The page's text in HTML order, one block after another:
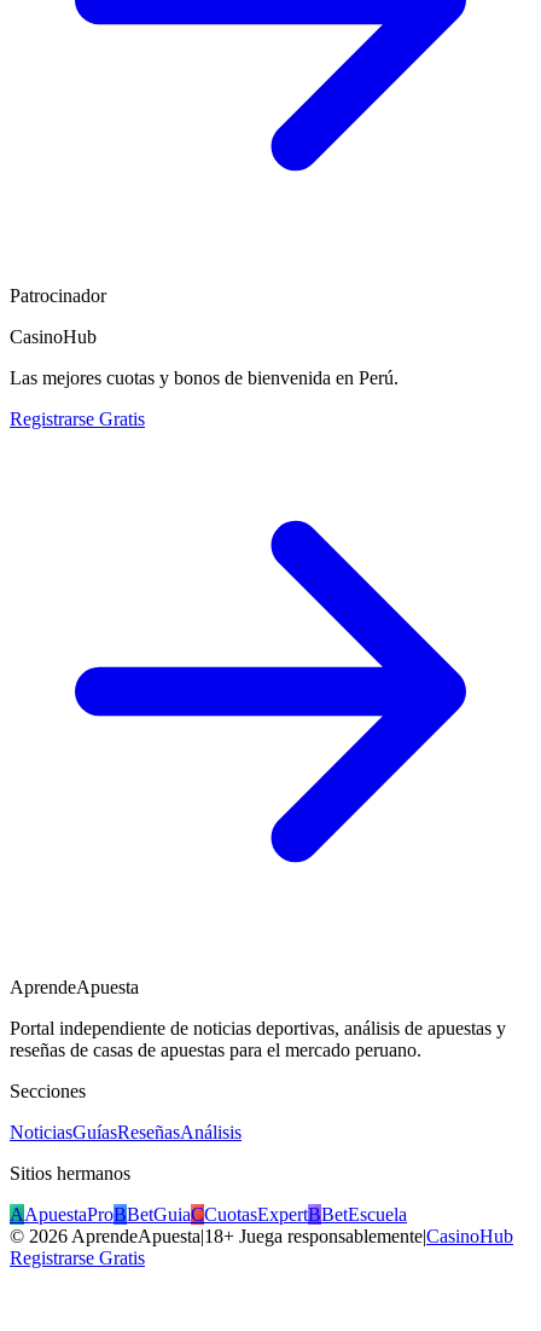
Patrocinador
CasinoHub
Las mejores cuotas y bonos de bienvenida en Perú.
Registrarse Gratis
AprendeApuesta
Portal independiente de noticias deportivas, análisis de apuestas y
reseñas de casas de apuestas para el mercado peruano.
Secciones
NoticiasGuíasReseñasAnálisis
Sitios hermanos
AApuestaProBBetGuiaCCuotasExpertBBetEscuela
© 2026AprendeApuesta|18+ Juega responsablemente|CasinoHub
Registrarse Gratis